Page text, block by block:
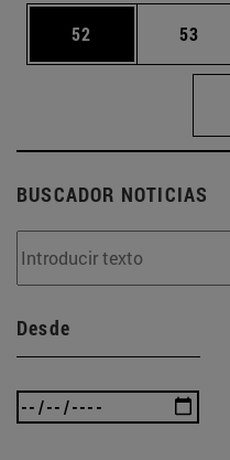
Página
52 Página
53
BUSCADOR NOTICIAS
Desde